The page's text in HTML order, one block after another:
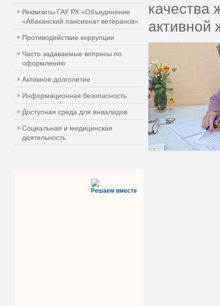
Реквизиты ГАУ РХ «Объединение
«Абаканский пансионат ветеранов»
Противодействие коррупции
Часто задаваемые вопросы по
оформлению
Активное долголетие
Информационная безопасность
Доступная среда для инвалидов
Социальная и медицинская
деятельность
Решаем вместе
качества
активной